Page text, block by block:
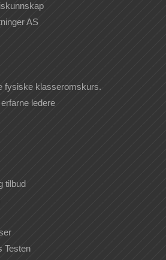
AS
fysiske klasseromskurs.
ledere
tilbud
Testen